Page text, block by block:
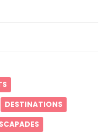
DESTINATIONS